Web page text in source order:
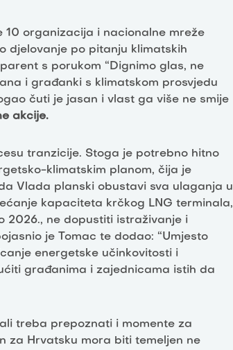
10 organizacija i nacionalne mreže
djelovanje po pitanju klimatskih
s porukom “Dignimo glas, ne
i građanki s klimatskom prosvjedu
čuti je jasan i vlast ga više ne smije
akcije.
tranzicije. Stoga je potrebno hitno
klimatskim planom, čija je
Vlada planski obustavi sva ulaganja u
kapaciteta krčkog LNG terminala,
2026., ne dopustiti istraživanje i
je Tomac te dodao: “Umjesto
energetske učinkovitosti i
građanima i zajednicama istih da
treba prepoznati i momente za
za Hrvatsku mora biti temeljen ne